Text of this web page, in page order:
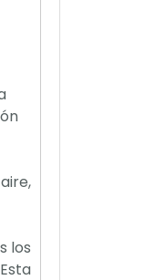
los